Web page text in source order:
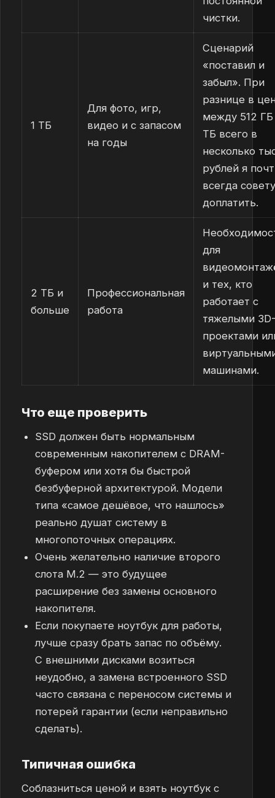
чистки.
1 ТБ
Для фото, игр,
видео и с запасом
на годы
Сценарий
«поставил и
забыл». При
разнице в
между 512 ГБ
ТБ всего в
несколько
рублей я
всегда
доплатить.
2 ТБ и
больше
Профессиональная
работа
для
и тех, кто
работает с
тяжелыми 3D-
проектами
машинами.
Что еще проверить
SSD должен быть нормальным
современным накопителем с DRAM-
буфером или хотя бы быстрой
безбуферной архитектурой. Модели
типа «самое дешёвое, что нашлось»
реально душат систему в
многопоточных операциях.
Очень желательно наличие второго
слота M.2 — это будущее
расширение без замены основного
накопителя.
Если покупаете ноутбук для работы,
лучше сразу брать запас по объёму.
С внешними дисками возиться
неудобно, а замена встроенного SSD
часто связана с переносом системы и
потерей гарантии (если неправильно
сделать).
Типичная ошибка
Соблазниться ценой и взять ноутбук с